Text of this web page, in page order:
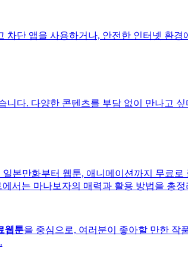
단 앱을 사용하거나, 안전한 인터넷 환경
니다. 다양한 콘텐츠를 부담 없이 만나고
본만화부터 웹툰, 애니메이션까지 무료로
서는 마나보자의 매력과 활용 방법을 총
웹툰을 중심으로, 여러분이 좋아할 만한 작